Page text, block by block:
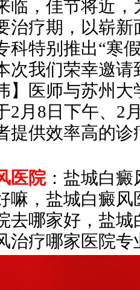
，佳节将近，
治疗期，以崭
科特别推出“寒
次我们荣幸邀
】医师与苏州
2月8日下午、2
提供效率高的
医院：盐城白癜
嘛，盐城白癜
去哪家好，盐
治疗哪家医院专